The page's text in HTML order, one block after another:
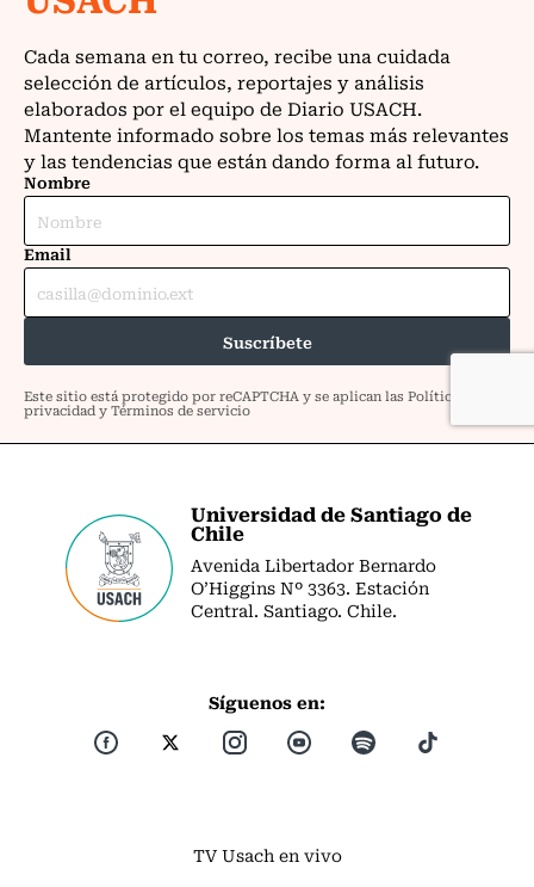
Universidad de Santiago de
Chile
Avenida Libertador Bernardo
O’Higgins Nº 3363. Estación
Central. Santiago. Chile.
Síguenos en:
TV Usach en vivo